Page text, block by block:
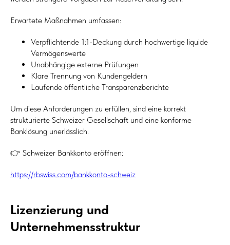
Erwartete Maßnahmen umfassen:
Verpflichtende 1:1-Deckung durch hochwertige liquide
Vermögenswerte
Unabhängige externe Prüfungen
Klare Trennung von Kundengeldern
Laufende öffentliche Transparenzberichte
Um diese Anforderungen zu erfüllen, sind eine korrekt
strukturierte Schweizer Gesellschaft und eine konforme
Banklösung unerlässlich.
👉 Schweizer Bankkonto eröffnen:
https://rbswiss.com/bankkonto-schweiz
Lizenzierung und
Unternehmensstruktur